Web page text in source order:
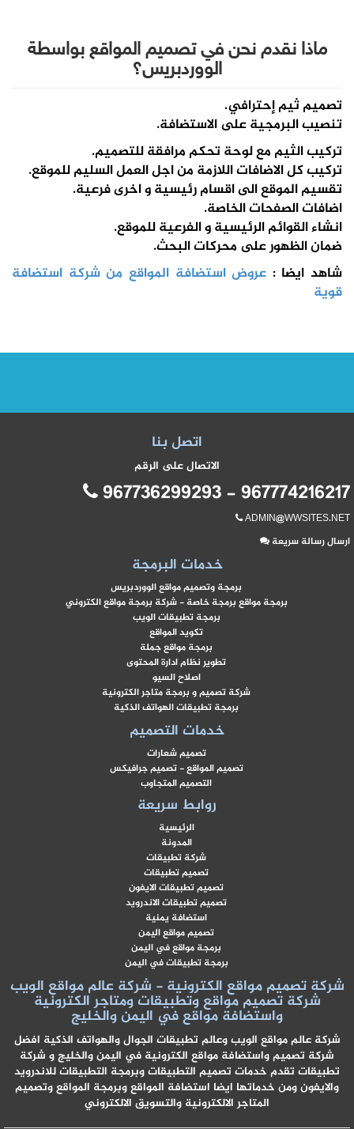
ماذا نقدم نحن في تصميم المواقع بواسطة
الووردبريس؟
تصميم ثيم إحترافي.
تنصيب البرمجية على الاستضافة.
تركيب الثيم مع لوحة تحكم مرافقة للتصميم.
تركيب كل الاضافات اللازمة من اجل العمل السليم للموقع.
تقسيم الموقع الى اقسام رئيسية و اخرى فرعية.
اضافات الصفحات الخاصة.
انشاء القوائم الرئيسية و الفرعية للموقع.
ضمان الظهور على محركات البحث.
شاهد ايضا :عروض استضافة المواقع من شركة استضافة
قوية
اتصل بنا
الاتصال على الرقم
967774216217 -
رسالة سريعة
خدمات البرمجة
برمجة وتصميم مواقع الووردبريس
برمجة مواقع برمجة خاصة - شركة برمجة مواقع الكتروني
برمجة تطبيقات الويب
تكويد المواقع
برمجة مواقع جملة
تطوير نظام ادارة المحتوى
اصلاح السيو
شركة تصميم و برمجة متاجر الكترونية
برمجة تطبيقات الهواتف الذكية
خدمات التصميم
تصميم شعارات
تصميم المواقع - تصميم جرافيكس
التصميم المتجاوب
روابط سريعة
الرئيسية
المدونة
شركة تطبيقات
تصميم تطبيقات
تصميم تطبيقات الايفون
تصميم تطبيقات الاندرويد
استضافة يمنية
تصميم مواقع اليمن
برمجة مواقع في اليمن
برمجة تطبيقات في اليمن
شركة تصميم مواقع الكترونية - شركة عالم مواقع الويب
شركة تصميم مواقع وتطبيقات ومتاجر الكترونية
واستضافة مواقع في اليمن والخليج
شركة عالم مواقع الويب وعالم تطبيقات الجوال والهواتف الذكية افضل
شركة تصميم واستضافة مواقع الكترونية في اليمن والخليج و شركة
تطبيقات تقدم خدمات تصميم التطبيقات وبرمجة التطبيقات للاندرويد
والايفون ومن خدماتها ايضا استضافة المواقع وبرمجة المواقع وتصميم
المتاجر الالكترونية والتسويق الالكتروني